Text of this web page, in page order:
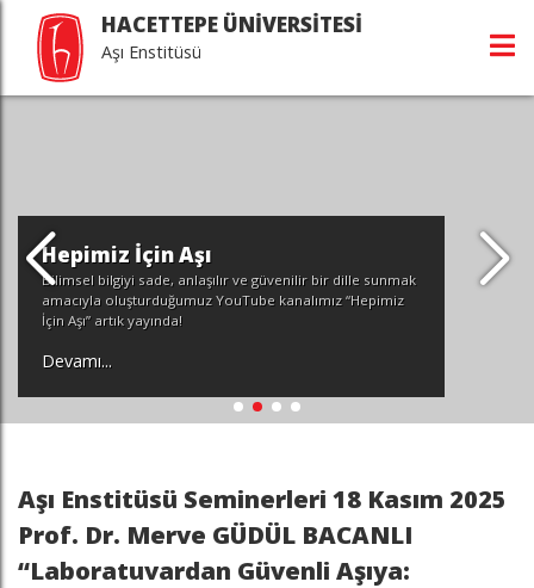
HACETTEPE ÜNİVERSİTESİ
Aşı Enstitüsü
Hepimiz İçin Aşı
Bilimsel bilgiyi sade, anlaşılır ve güvenilir bir dille sunmak
amacıyla oluşturduğumuz YouTube kanalımız “Hepimiz
İçin Aşı” artık yayında!
Devamı...
Aşı Enstitüsü Seminerleri 18 Kasım 2025
Prof. Dr. Merve GÜDÜL BACANLI
“Laboratuvardan Güvenli Aşıya: